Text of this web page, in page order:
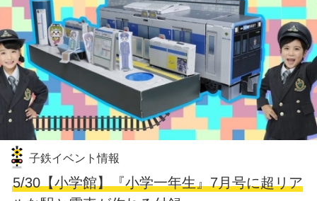
子鉄イベント情報
5/30【小学館】『小学一年生』7月号に超リア